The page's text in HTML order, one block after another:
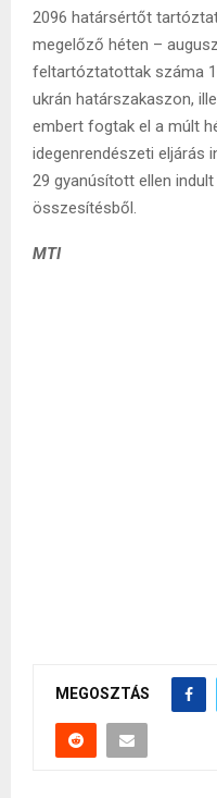
2096 határsértőt
megelőző héten –
feltartóztatottak száma
ukrán határszakaszon,
embert fogtak el a múlt
idegenrendészeti eljárás
29 gyanúsított ellen
összesítésből.
MTI
MEGOSZTÁS